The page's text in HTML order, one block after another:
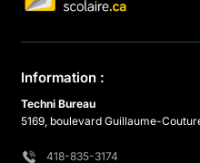
Information :
Techni Bureau
5169, boulevard Guillaume-
418-835-3174